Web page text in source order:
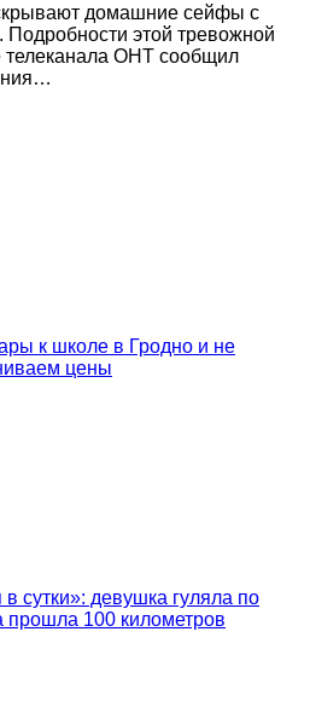
домашние сейфы с
этой тревожной
телеканала ОНТ сообщил
к школе в Гродно и не
цены
сутки»: девушка гуляла по
прошла 100 километров